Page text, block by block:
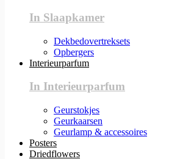
In Slaapkamer
Dekbedovertreksets
Opbergers
Interieurparfum
In Interieurparfum
Geurstokjes
Geurkaarsen
Geurlamp & accessoires
Posters
Driedflowers